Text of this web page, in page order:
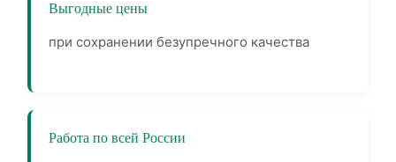
Выгодные цены
при сохранении безупречного качества
Работа по всей России